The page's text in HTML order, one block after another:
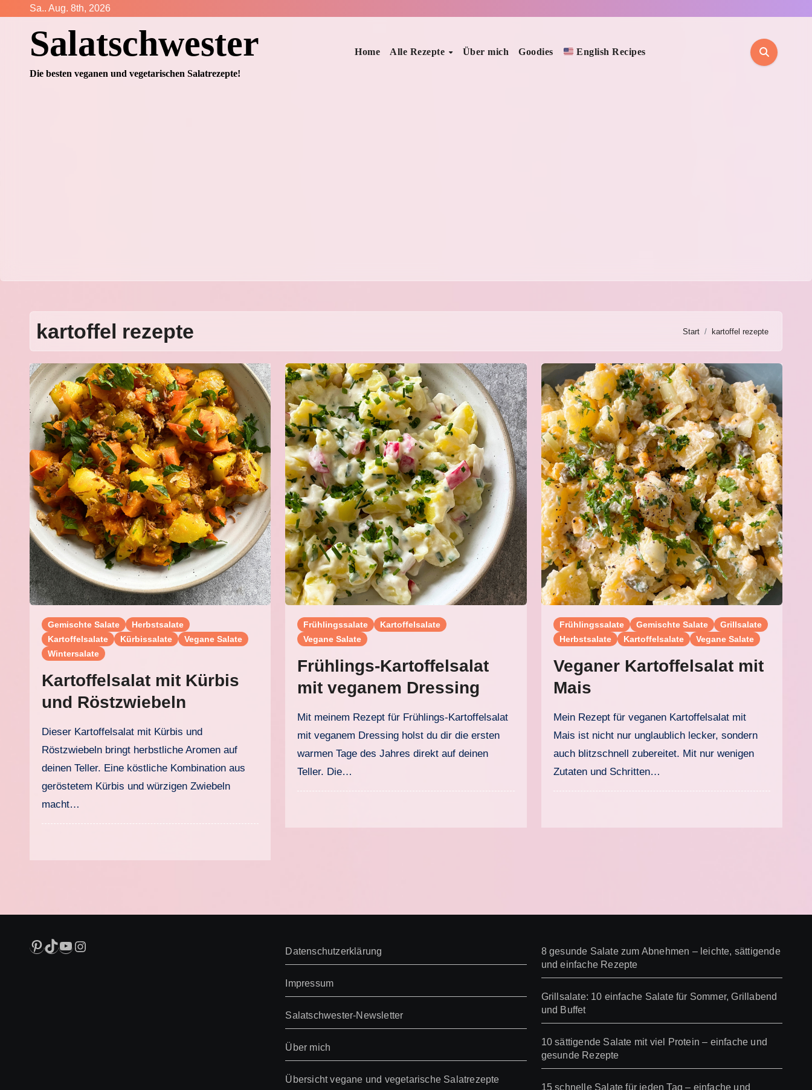
springen
Sa.. Aug. 8th, 2026
Salatschwester
Die besten veganen und vegetarischen Salatrezepte!
Home Alle Rezepte Über mich Goodies English Recipes
kartoffel rezepte Start kartoffel rezepte
Gemischte Salate
Herbstsalate
Kartoffelsalate
Kürbissalate
Vegane Salate
Wintersalate
Kartoffelsalat mit Kürbis
und Röstzwiebeln
Dieser Kartoffelsalat mit Kürbis und
Röstzwiebeln bringt herbstliche Aromen auf
deinen Teller. Eine köstliche Kombination aus
geröstetem Kürbis und würzigen Zwiebeln
macht…
Frühlingssalate
Kartoffelsalate
Vegane Salate
Frühlings-Kartoffelsalat
mit veganem Dressing
Mit meinem Rezept für Frühlings-Kartoffelsalat
mit veganem Dressing holst du dir die ersten
warmen Tage des Jahres direkt auf deinen
Teller. Die…
Frühlingssalate Gemischte Salate
Grillsalate
Herbstsalate
Kartoffelsalate Vegane Salate
Veganer Kartoffelsalat mit
Mais
Mein Rezept für veganen Kartoffelsalat mit
Mais ist nicht nur unglaublich lecker, sondern
auch blitzschnell zubereitet. Mit nur wenigen
Zutaten und Schritten…
Pinterest
TikTok
YouTube
Instagram Datenschutzerklärung
Impressum
Salatschwester-Newsletter
Über mich
Übersicht vegane und vegetarische Salatrezepte
8 gesunde Salate zum Abnehmen – leichte, sättigende
und einfache Rezepte
Grillsalate: 10 einfache Salate für Sommer, Grillabend
und Buffet
10 sättigende Salate mit viel Protein – einfache und
gesunde Rezepte
15 schnelle Salate für jeden Tag – einfache und